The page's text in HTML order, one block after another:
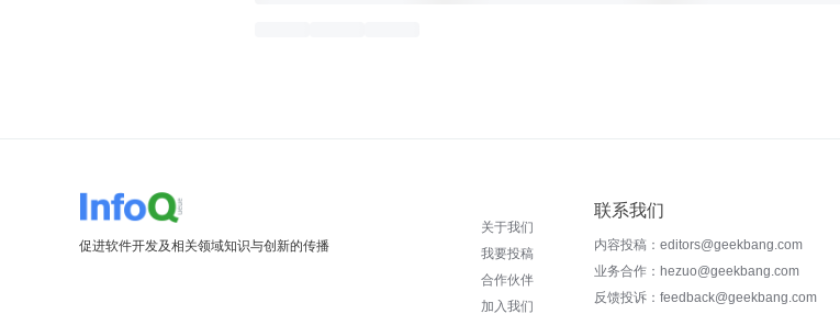
促进软件开发及相关领域知识与创新的传播
关于我们
我要投稿
合作伙伴
加入我们
联系我们
内容投稿：editors@geekbang.com
业务合作：hezuo@geekbang.com
反馈投诉：feedback@geekbang.com